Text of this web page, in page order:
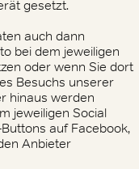
gesetzt.
auch dann
bei dem jeweiligen
oder wenn Sie dort
Besuchs unserer
hinaus werden
jeweiligen Social
Buttons auf Facebook,
Anbieter